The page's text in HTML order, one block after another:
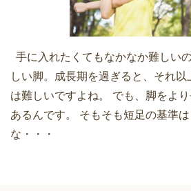
手に入れたくてもなかなか難しい
しい脚。成長期を過ぎると、それ以
は難しいですよね。 でも、脚をよ
あるんです。 そもそも短足の基準
な・・・